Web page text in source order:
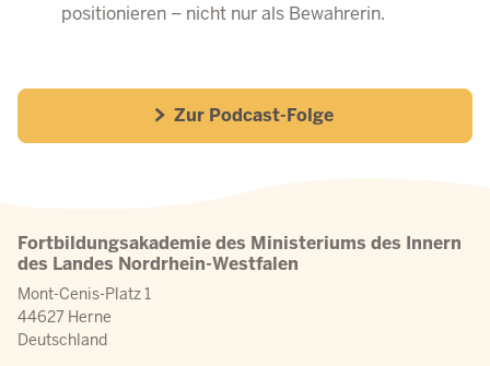
positionieren – nicht nur als Bewahrerin.
Zur Podcast-Folge
Fortbildungsakademie des Ministeriums des Innern
des Landes Nordrhein-Westfalen
Mont-Cenis-Platz 1
44627 Herne
Deutschland